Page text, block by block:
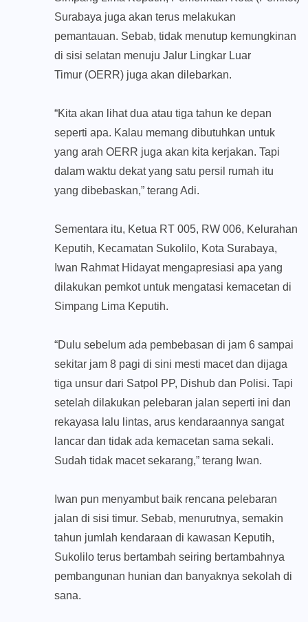
Surabaya juga akan terus melakukan
pemantauan. Sebab, tidak menutup kemungkinan
di sisi selatan menuju Jalur Lingkar Luar
Timur (OERR) juga akan dilebarkan.
“Kita akan lihat dua atau tiga tahun ke depan
seperti apa. Kalau memang dibutuhkan untuk
yang arah OERR juga akan kita kerjakan. Tapi
dalam waktu dekat yang satu persil rumah itu
yang dibebaskan,” terang Adi.
Sementara itu, Ketua RT 005, RW 006, Kelurahan
Keputih, Kecamatan Sukolilo, Kota Surabaya,
Iwan Rahmat Hidayat mengapresiasi apa yang
dilakukan pemkot untuk mengatasi kemacetan di
Simpang Lima Keputih.
“Dulu sebelum ada pembebasan di jam 6 sampai
sekitar jam 8 pagi di sini mesti macet dan dijaga
tiga unsur dari Satpol PP, Dishub dan Polisi. Tapi
setelah dilakukan pelebaran jalan seperti ini dan
rekayasa lalu lintas, arus kendaraannya sangat
lancar dan tidak ada kemacetan sama sekali.
Sudah tidak macet sekarang,” terang Iwan.
Iwan pun menyambut baik rencana pelebaran
jalan di sisi timur. Sebab, menurutnya, semakin
tahun jumlah kendaraan di kawasan Keputih,
Sukolilo terus bertambah seiring bertambahnya
pembangunan hunian dan banyaknya sekolah di
sana.